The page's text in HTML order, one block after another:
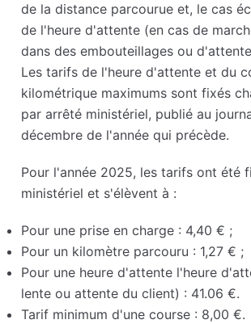
de la distance parcourue et, le cas
de l'heure d'attente (en cas de
dans des embouteillages ou
Les tarifs de l'heure d'attente et du
kilométrique maximums sont fixés
par arrêté ministériel, publié au
décembre de l'année qui précède.
Pour l'année 2025, les tarifs ont été
ministériel et s'élèvent à :
Pour une prise en charge : 4,40 € ;
Pour un kilomètre parcouru : 1,27 € ;
Pour une heure d'attente l'heure
lente ou attente du client) : 41.06 €.
Tarif minimum d'une course : 8,00 €.